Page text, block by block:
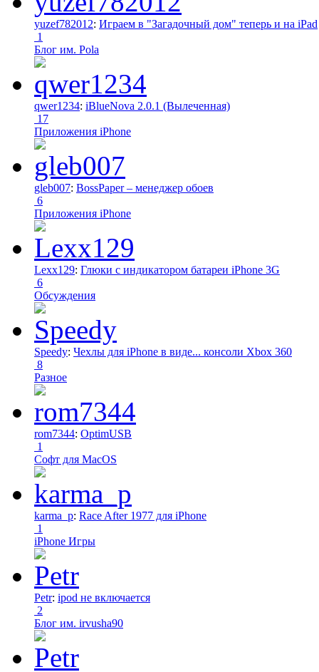
yuzef782012: Играем в "Загадочный дом" теперь и на iPad
1
Блог им. Pola
qwer1234: iBlueNova 2.0.1 (Вылеченная)
17
Приложения iPhone
gleb007: BossPaper – менеджер обоев
6
Приложения iPhone
Lexx129: Глюки с индикатором батареи iPhone 3G
6
Обсуждения
Speedy: Чехлы для iPhone в виде... консоли Xbox 360
8
Разное
rom7344: OptimUSB
1
Софт для MacOS
karma_p: Race After 1977 для iPhone
1
iPhone Игры
Petr: ipod не включается
2
Блог им. irvusha90